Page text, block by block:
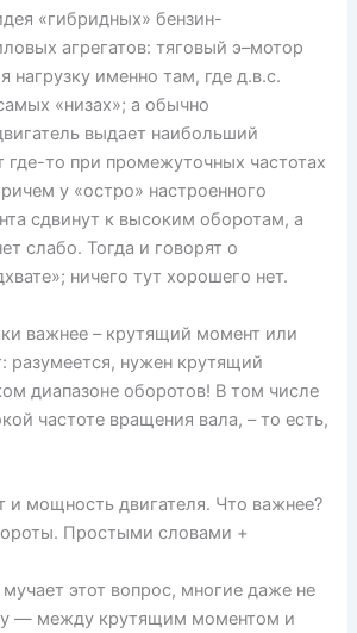
«гибридных» бензин-
агрегатов: тяговый э–мотор
нагрузку именно там, где д.в.с.
«низах»; а обычно
выдает наибольший
то при промежуточных частотах
у «остро» настроенного
сдвинут к высоким оборотам, а
слабо. Тогда и говорят о
ничего тут хорошего нет.
важнее – крутящий момент или
разумеется, нужен крутящий
диапазоне оборотов! В том числе
частоте вращения вала, – то есть,
мощность двигателя. Что важнее?
Простыми словами +
этот вопрос, многие даже не
— между крутящим моментом и